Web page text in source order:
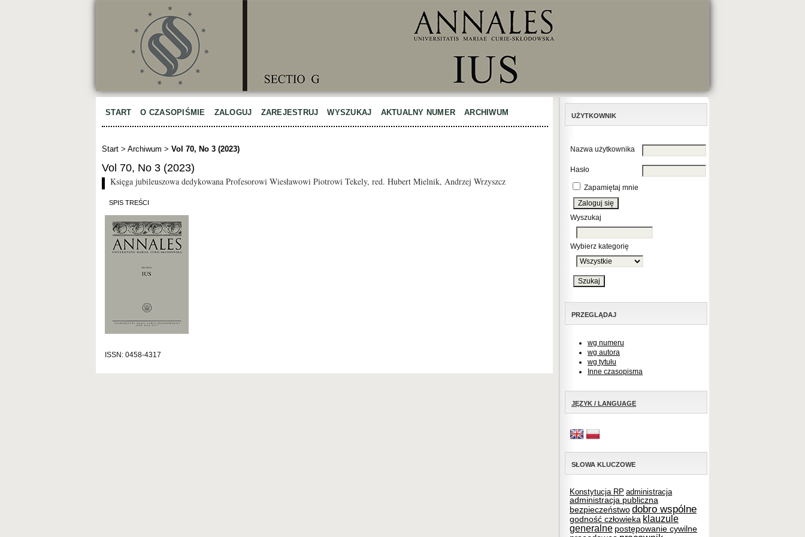
UŻYTKOWNIK
Nazwa użytkownika
Hasło
Zapamiętaj mnie
Wyszukaj
Wybierz kategorię
PRZEGLĄDAJ
wg numeru
wg autora
wg tytułu
Inne czasopisma
JĘZYK / LANGUAGE
SŁOWA KLUCZOWE
Konstytucja RP administracja
administracja publiczna
bezpieczeństwo dobro wspólne
godność człowieka klauzule
generalne postępowanie cywilne
START O CZASOPIŚMIE ZALOGUJ ZAREJESTRUJ WYSZUKAJ AKTUALNY NUMER ARCHIWUM
Start > Archiwum > Vol 70, No 3 (2023)
Vol 70, No 3 (2023)
Księga jubileuszowa dedykowana Profesorowi Wiesławowi Piotrowi Tekely, red. Hubert Mielnik, Andrzej Wrzyszcz
SPIS TREŚCI
ISSN: 0458-4317